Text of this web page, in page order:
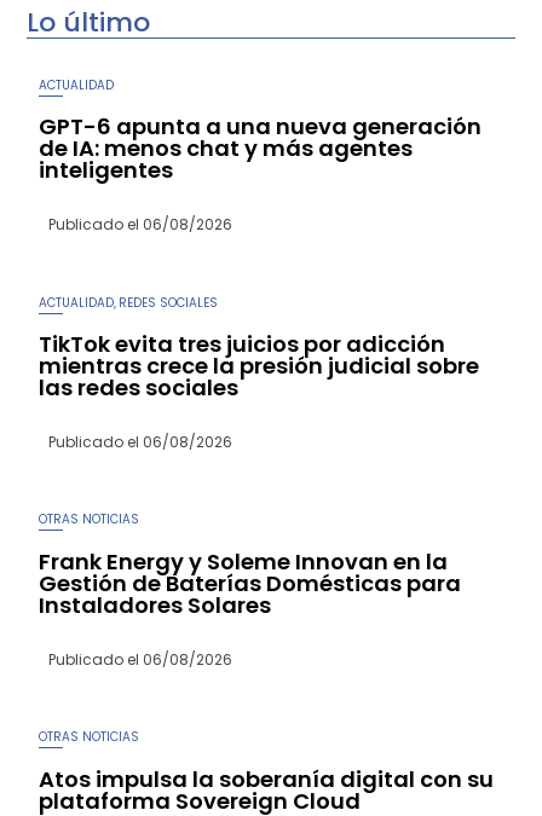
Lo último
ACTUALIDAD
GPT-6 apunta a una nueva generación
de IA: menos chat y más agentes
inteligentes
Publicado el 06/08/2026
ACTUALIDAD REDES SOCIALES
TikTok evita tres juicios por adicción
mientras crece la presión judicial sobre
las redes sociales
Publicado el 06/08/2026
OTRAS NOTICIAS
Frank Energy y Soleme Innovan en la
Gestión de Baterías Domésticas para
Instaladores Solares
Publicado el 06/08/2026
OTRAS NOTICIAS
Atos impulsa la soberanía digital con su
plataforma Sovereign Cloud